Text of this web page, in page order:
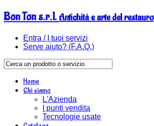
Bon Ton s.r.l.Antichità e arte del restauro
Entra / I tuoi servizi
Serve aiuto? (F.A.Q.)
Home
Chi siamo
L'Azienda
I punti vendita
Tecnologie usate